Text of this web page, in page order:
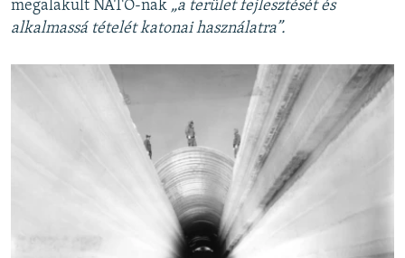
megalakult NATO-nak „a terület fejlesztését és
alkalmassá tételét katonai használatra”.